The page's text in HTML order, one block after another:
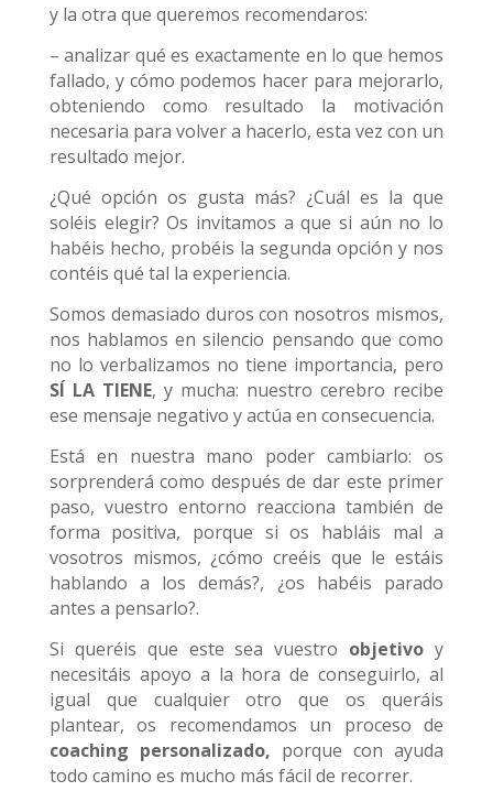
y la otra que queremos recomendaros:
– analizar qué es exactamente en lo que hemos
fallado, y cómo podemos hacer para mejorarlo,
obteniendo como resultado la motivación
necesaria para volver a hacerlo, esta vez con un
resultado mejor.
¿Qué opción os gusta más? ¿Cuál es la que
soléis elegir? Os invitamos a que si aún no lo
habéis hecho, probéis la segunda opción y nos
contéis qué tal la experiencia.
Somos demasiado duros con nosotros mismos,
nos hablamos en silencio pensando que como
no lo verbalizamos no tiene importancia, pero
SÍ LA TIENE, y mucha: nuestro cerebro recibe
ese mensaje negativo y actúa en consecuencia.
Está en nuestra mano poder cambiarlo: os
sorprenderá como después de dar este primer
paso, vuestro entorno reacciona también de
forma positiva, porque si os habláis mal a
vosotros mismos, ¿cómo creéis que le estáis
hablando a los demás?, ¿os habéis parado
antes a pensarlo?.
Si queréis que este sea vuestro objetivo y
necesitáis apoyo a la hora de conseguirlo, al
igual que cualquier otro que os queráis
plantear, os recomendamos un proceso de
coaching personalizado, porque con ayuda
todo camino es mucho más fácil de recorrer.